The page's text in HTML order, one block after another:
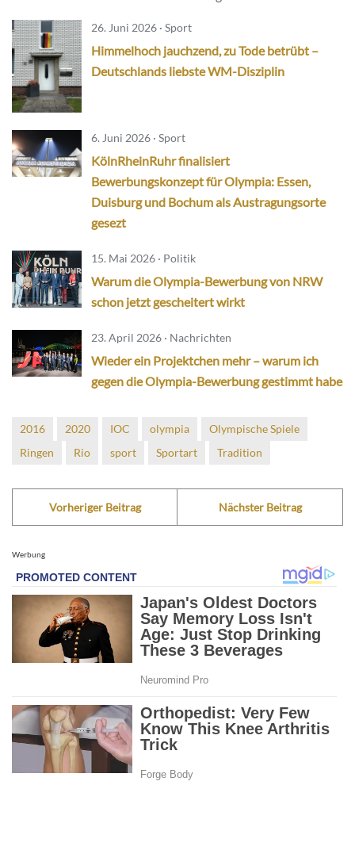
26. Juni 2026 · Sport
Himmelhoch jauchzend, zu Tode betrübt –
Deutschlands liebste WM-Disziplin
6. Juni 2026 · Sport
KölnRheinRuhr finalisiert
Bewerbungskonzept für Olympia: Essen,
Duisburg und Bochum als Austragungsorte
gesezt
15. Mai 2026 · Politik
Warum die Olympia-Bewerbung von NRW
schon jetzt gescheitert wirkt
23. April 2026 · Nachrichten
Wieder ein Projektchen mehr – warum ich
gegen die Olympia-Bewerbung gestimmt habe
2016 2020 IOC olympia
Olympische Spiele
Ringen
Rio sport Sportart Tradition
Vorheriger Beitrag Nächster Beitrag
Werbung